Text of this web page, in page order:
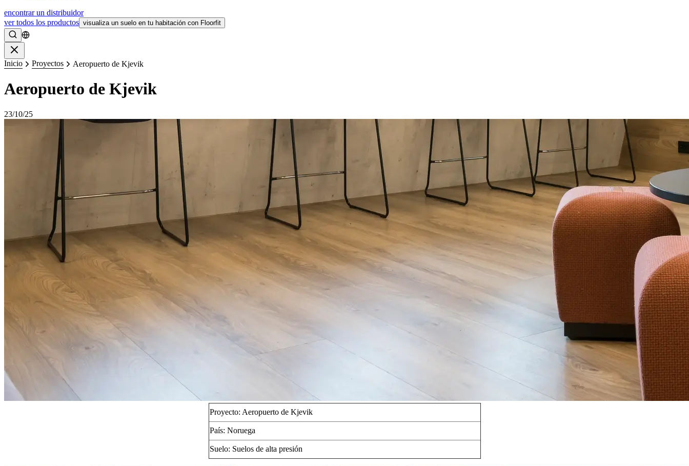
encontrar un distribuidor
ver todos los productos visualiza un suelo en tu habitación con Floorfit
Buscar
Inicio Proyectos Aeropuerto de Kjevik
Aeropuerto de Kjevik
23/10/25
Proyecto: Aeropuerto de Kjevik
País: Noruega
Suelo: Suelos de alta presión